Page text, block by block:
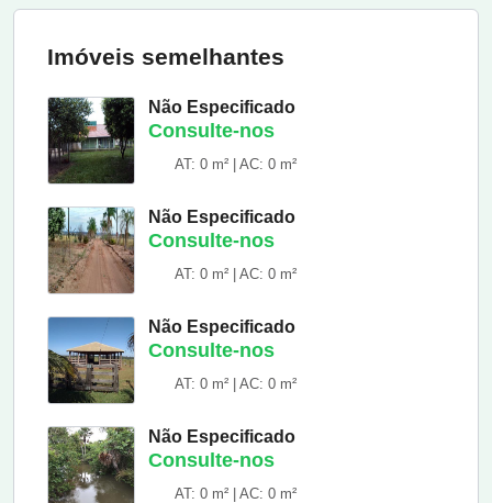
Imóveis semelhantes
Não Especificado
Consulte-nos
AT: 0 m² | AC: 0 m²
Não Especificado
Consulte-nos
AT: 0 m² | AC: 0 m²
Não Especificado
Consulte-nos
AT: 0 m² | AC: 0 m²
Não Especificado
Consulte-nos
AT: 0 m² | AC: 0 m²